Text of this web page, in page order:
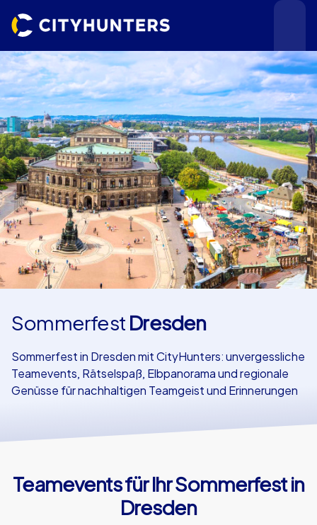
Teamevents
Städte
Anlässe
Sommerfest Dresden
Sommerfest in Dresden mit CityHunters: unvergessliche
Teamevents, Rätselspaß, Elbpanorama und regionale
Genüsse für nachhaltigen Teamgeist und Erinnerungen
Teamevents für Ihr Sommerfest in
Dresden